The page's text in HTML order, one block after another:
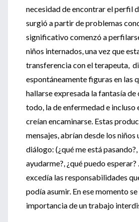
necesidad de encontrar el perfil
surgió a partir de problemas
significativo comenzó a
niños internados, una vez que
transferencia con el terapeuta,
espontáneamente figuras en las
hallarse expresada la fantasía
todo, la de enfermedad e incluso
creían encaminarse. Estas
mensajes, abrían desde los niños
diálogo: (¿qué me está
ayudarme?, ¿qué puedo
excedía las responsabilidades
podía asumir. En ese momento
importancia de un trabajo